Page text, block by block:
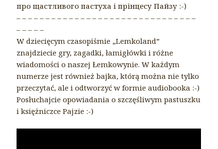
про щастливого пастуха і прінцесу Пайзу :-)
– – – – – – – – – – – – – – – – – – – – – – – – – – – – – – –
– – – – –
W dziecięcym czasopiśmie „Lemkoland”
znajdziecie gry, zagadki, łamigłówki i różne
wiadomości o naszej Łemkowynie. W każdym
numerze jest również bajka, którą można nie tylko
przeczytać, ale i odtworzyć w formie audiobooka :-)
Posłuchajcie opowiadania o szczęśliwym pastuszku
i księżniczce Pajzie :-)